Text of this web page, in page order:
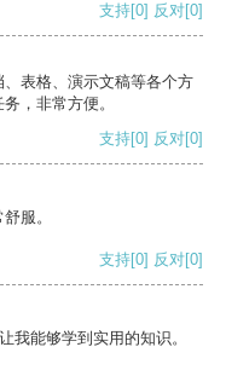
支持[0] 反对[0]
表格、演示文稿等各个方
，非常方便。
支持[0] 反对[0]
服。
支持[0] 反对[0]
我能够学到实用的知识。